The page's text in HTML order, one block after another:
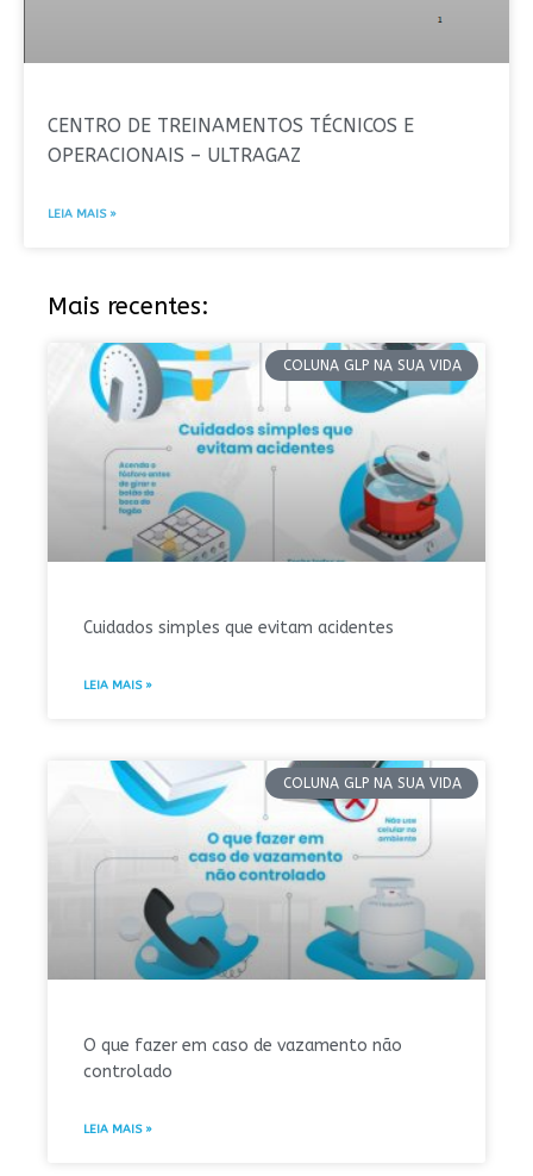
CENTRO DE TREINAMENTOS TÉCNICOS E
OPERACIONAIS – ULTRAGAZ
LEIA MAIS »
Mais recentes:
COLUNA GLP NA SUA VIDA
Cuidados simples que evitam acidentes
LEIA MAIS »
COLUNA GLP NA SUA VIDA
O que fazer em caso de vazamento não
controlado
LEIA MAIS »